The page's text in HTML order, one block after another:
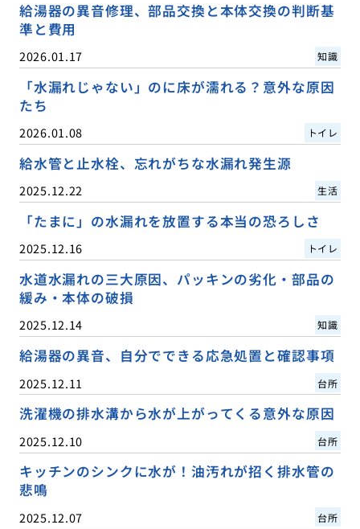
給湯器の異音修理、部品交換と本体交換の判断基
準と費用
2026.01.17 知識
「水漏れじゃない」のに床が濡れる？意外な原因
たち
2026.01.08 トイレ
給水管と止水栓、忘れがちな水漏れ発生源
2025.12.22 生活
「たまに」の水漏れを放置する本当の恐ろしさ
2025.12.16 トイレ
水道水漏れの三大原因、パッキンの劣化・部品の
緩み・本体の破損
2025.12.14 知識
給湯器の異音、自分でできる応急処置と確認事項
2025.12.11 台所
洗濯機の排水溝から水が上がってくる意外な原因
2025.12.10 台所
キッチンのシンクに水が！油汚れが招く排水管の
悲鳴
2025.12.07 台所